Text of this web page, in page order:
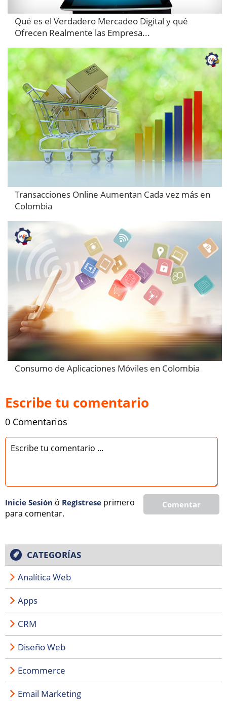
Qué es el Verdadero Mercadeo Digital y qué
Ofrecen Realmente las Empresa...
Transacciones Online Aumentan Cada vez más en
Colombia
Consumo de Aplicaciones Móviles en Colombia
Escribe tu comentario
0 Comentarios
Comentar
Inicie Sesión ó Regí­strese primero
para comentar.
CATEGORÍAS
Analítica Web
Apps
CRM
Diseño Web
Ecommerce
Email Marketing